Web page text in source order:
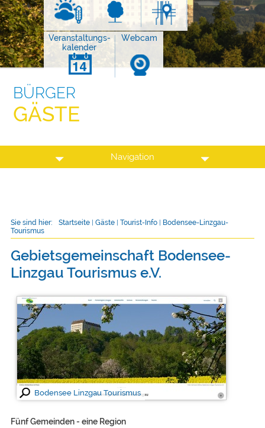
Veranstaltungs-
kalender
Webcam
BÜRGER
GÄSTE
Navigation
Sie sind hier: Startseite| Gäste| Tourist-Info|
Bodensee-Linzgau-
Tourismus
Gebietsgemeinschaft Bodensee-
Linzgau Tourismus e.V.
Bodensee Linzgau Tourismus
Fünf Gemeinden - eine Region